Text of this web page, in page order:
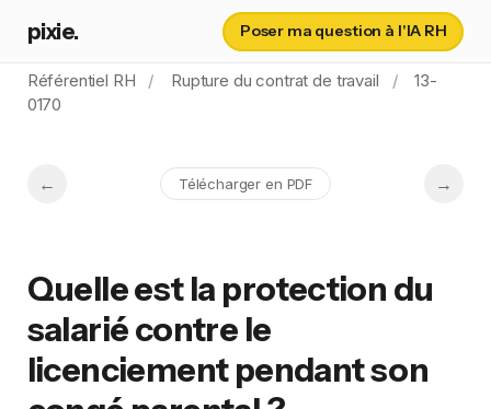
pixie. Poser ma question à l'IA RH
Référentiel RH Rupture du contrat de travail
13-
0170
Télécharger en PDF
Quelle est la protection du
salarié contre le
licenciement pendant son